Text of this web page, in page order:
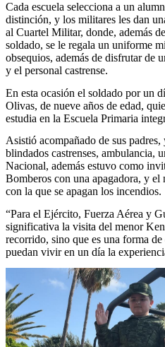
Cada escuela selecciona a un
distinción, y los militares les dan
al Cuartel Militar, donde, además
soldado, se le regala un uniforme
obsequios, además de disfrutar de
y el personal castrense.
En esta ocasión el soldado por un
Olivas, de nueve años de edad,
estudia en la Escuela Primaria
Asistió acompañado de sus
blindados castrenses, ambulancia,
Nacional, además estuvo como
Bomberos con una apagadora, y
con la que se apagan los incendios.
“Para el Ejército, Fuerza Aérea y
significativa la visita del menor
recorrido, sino que es una forma de
puedan vivir en un día la